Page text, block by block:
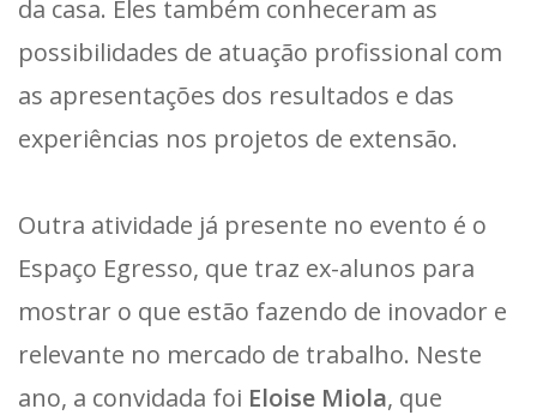
da casa. Eles também conheceram as
possibilidades de atuação profissional com
as apresentações dos resultados e das
experiências nos projetos de extensão.
Outra atividade já presente no evento é o
Espaço Egresso, que traz ex-alunos para
mostrar o que estão fazendo de inovador e
relevante no mercado de trabalho. Neste
ano, a convidada foi Eloise Miola, que